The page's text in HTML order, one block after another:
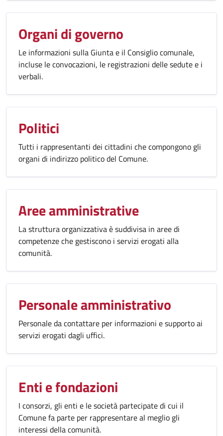
Organi di governo
Le informazioni sulla Giunta e il Consiglio comunale,
incluse le convocazioni, le registrazioni delle sedute e i
verbali.
Politici
Tutti i rappresentanti dei cittadini che compongono gli
organi di indirizzo politico del Comune.
Aree amministrative
La struttura organizzativa è suddivisa in aree di
competenze che gestiscono i servizi erogati alla
comunità.
Personale amministrativo
Personale da contattare per informazioni e supporto ai
servizi erogati dagli uffici.
Enti e fondazioni
I consorzi, gli enti e le società partecipate di cui il
Comune fa parte per rappresentare al meglio gli
interessi della comunità.